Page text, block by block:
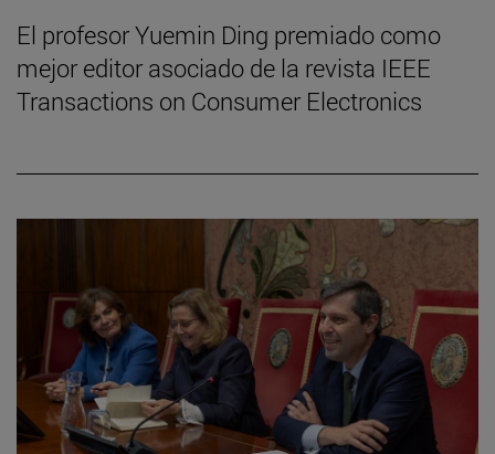
El profesor Yuemin Ding premiado como
mejor editor asociado de la revista IEEE
Transactions on Consumer Electronics